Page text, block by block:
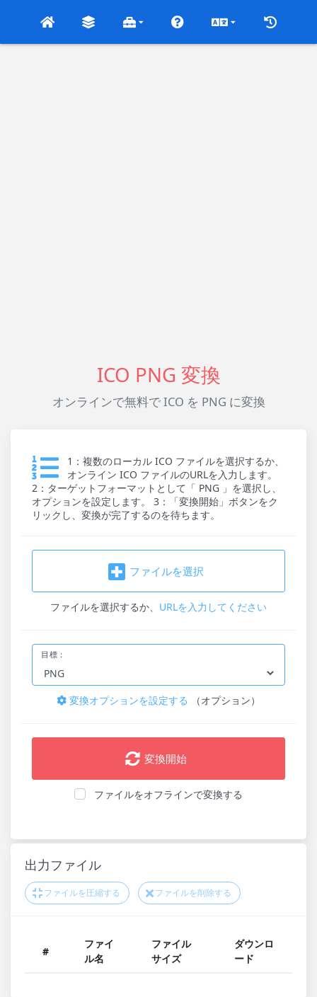
ICO PNG 変換
オンラインで無料で ICO を PNG に変換
1：複数のローカル ICO ファイルを選択するか、
オンライン ICO ファイルのURLを入力します。
2：ターゲットフォーマットとして「 PNG 」を選択し、
オプションを設定します。 3：「変換開始」ボタンをク
リックし、変換が完了するのを待ちます。
ファイルを選択
ファイルを選択するか、 URLを入力してください
目標：
変換オプションを設定する （オプション）
変換開始
ファイルをオフラインで変換する
出力ファイル
ファイルを圧縮する ファイルを削除する
#
ファイ
ル名
ファイル
サイズ
ダウンロ
ード